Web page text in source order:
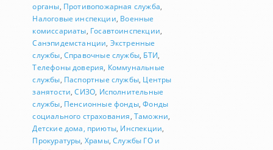
органы, Противопожарная служба,
Налоговые инспекции, Военные
комиссариаты, Госавтоинспекции,
Санэпидемстанции, Экстренные
службы, Справочные службы, БТИ,
Телефоны доверия, Коммунальные
службы, Паспортные службы, Центры
занятости,СИЗО, Исполнительные
службы, Пенсионные фонды,Фонды
социального страхования, Таможни,
Детские дома, приюты, Инспекции,
Прокуратуры, Храмы,Службы ГО и